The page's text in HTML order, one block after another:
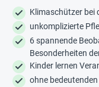
Klimaschützer bei
unkomplizierte
6 spannende
Besonderheiten
Kinder lernen
ohne